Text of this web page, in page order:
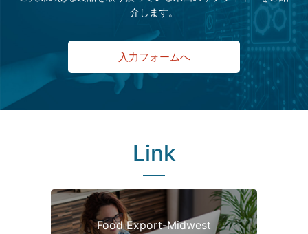
介します。
入力フォームへ
Link
Food Export-Midwest